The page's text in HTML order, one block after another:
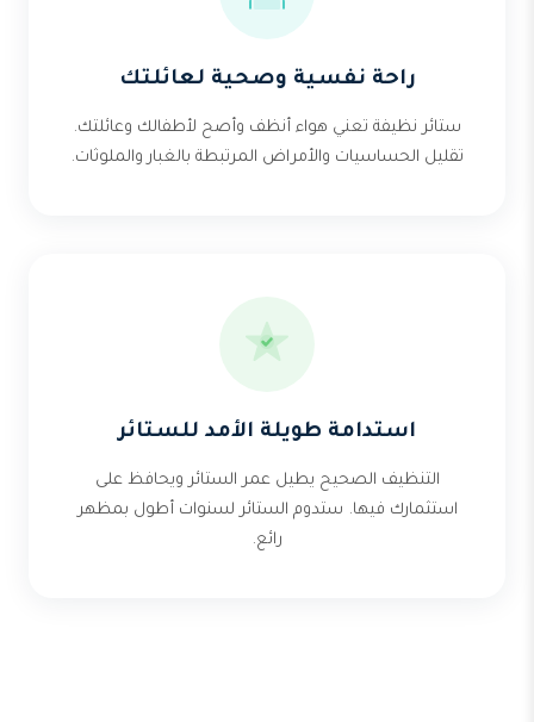
راحة نفسية وصحية لعائلتك
ستائر نظيفة تعني هواء أنظف وأصح لأطفالك وعائلتك.
تقليل الحساسيات والأمراض المرتبطة بالغبار والملوثات.
استدامة طويلة الأمد للستائر
التنظيف الصحيح يطيل عمر الستائر ويحافظ على
استثمارك فيها. ستدوم الستائر لسنوات أطول بمظهر
رائع.